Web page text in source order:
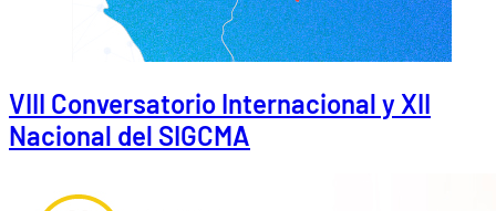
VIII Conversatorio Internacional y XII
Nacional del SIGCMA